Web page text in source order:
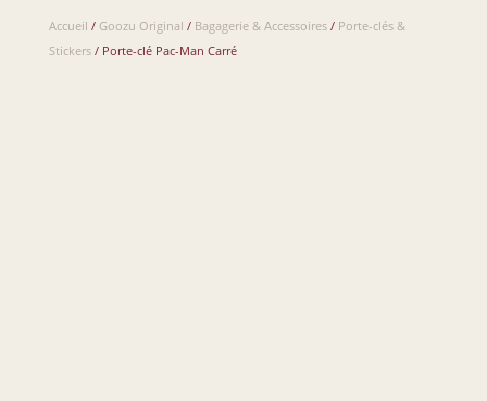
Accueil / Goozu Original / Bagagerie & Accessoires/ Porte-clés &
Stickers/ Porte-clé Pac-Man Carré